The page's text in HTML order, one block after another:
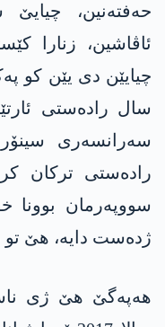
حەفتەنین،
ئاڤاشین، زنارا
چیایێن دی یێن کو
سال رادەستی
سەرانسەری
رادەستی ترکان
سووپەرمان بوونا
ژدەست دایە، ھێ